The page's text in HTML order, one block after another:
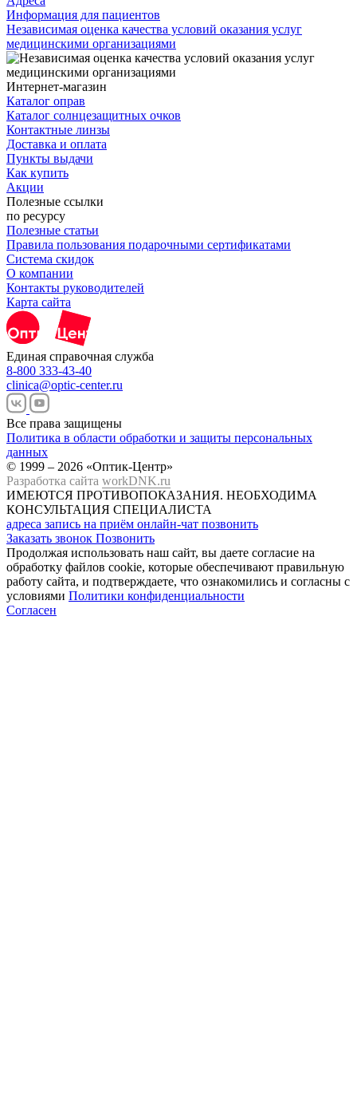
Информация для пациентов
Независимая оценка качества условий оказания услуг
медицинскими организациями
Интернет-магазин
Каталог оправ
Каталог солнцезащитных очков
Контактные линзы
Доставка и оплата
Пункты выдачи
Как купить
Акции
Полезные ссылки
по ресурсу
Полезные статьи
Правила пользования подарочными сертификатами
Система скидок
О компании
Контакты руководителей
Карта сайта
Единая справочная служба
8-800 333-43-40
clinica@optic-center.ru
Все права защищены
Политика в области обработки и защиты персональных
данных
© 1999 – 2026 «Оптик-Центр»
Разработка сайта workDNK.ru
ИМЕЮТСЯ ПРОТИВОПОКАЗАНИЯ. НЕОБХОДИМА
КОНСУЛЬТАЦИЯ СПЕЦИАЛИСТА
адреса запись на приём онлайн-чат позвонить
Заказать звонок Позвонить
Продолжая использовать наш сайт, вы даете согласие на
обработку файлов cookie, которые обеспечивают правильную
работу сайта, и подтверждаете, что ознакомились и согласны с
условиями Политики конфиденциальности
Согласен